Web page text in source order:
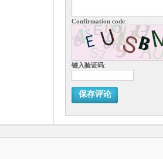
Confirmation code:
键入验证码:
保存评论